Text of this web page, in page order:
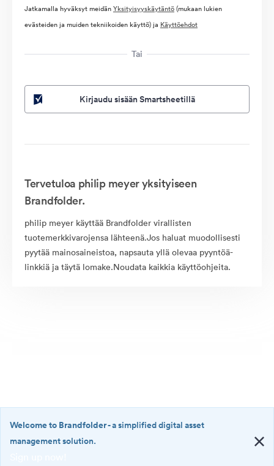
Jatkamalla hyväksyt meidänYksityisyyskäytäntö(mukaan lukien
evästeiden ja muiden tekniikoiden käyttö) ja Käyttöehdot
Tai
Kirjaudu sisään Smartsheetillä
Tervetuloa philip meyer yksityiseen
Brandfolder.
philip meyer käyttää Brandfolder virallisten
tuotemerkkivarojensa lähteenä.Jos haluat muodollisesti
pyytää mainosaineistoa, napsauta yllä olevaa pyyntöä-
linkkiä ja täytä lomake.Noudata kaikkia käyttöohjeita.
Welcome to Brandfolder- a simplified digital asset
management solution.